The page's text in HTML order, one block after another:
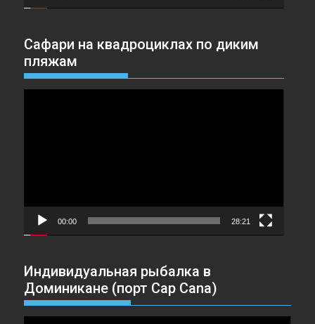
Сафари на квадроциклах по диким
пляжам
00:00 28:21
Индивидуальная рыбалка в
Доминикане (порт Cap Cana)